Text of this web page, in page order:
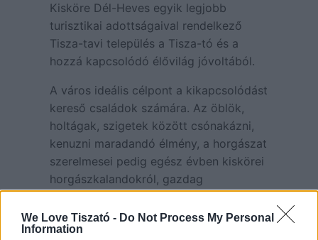
We Love Tiszató - Do Not Process My Personal
Information
Kisköre Dél-Heves egyik legjobb
turisztikai adottságaival rendelkező
Tisza-tavi település a Tisza-tó és a
hozzá kapcsolódó élővilág jóvoltából.
A város ideális célpont a kikapcsolódást
kereső családok számára. Az öblök,
holtágak, szigetek között csónakázni,
kenuzni maradandó élmény, a horgászat
szerelmesei pedig egész évben kiskörei
horgászkalandokról, gazdag
süllőkről és pontyokról mesélhetnek
barátaiknak, ismerőseiknek. A sekély,